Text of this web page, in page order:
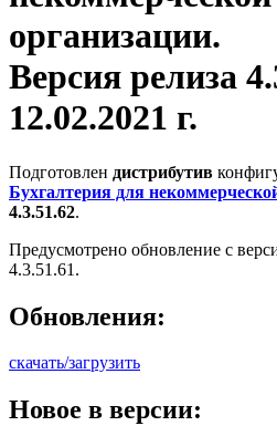
организации.
Версия релиза
12.02.2021 г.
Подготовлен дистрибутив
Бухгалтерия для
4.3.51.62.
Предусмотрено обновление с
4.3.51.61.
Обновления:
скачать/загрузить
Новое в версии: